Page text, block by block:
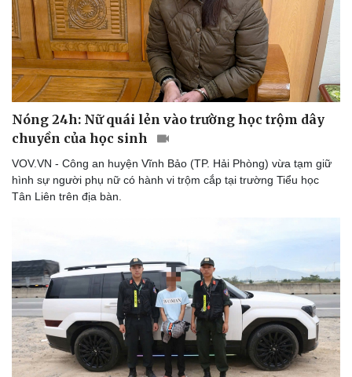
Nóng 24h: Nữ quái lẻn vào trường học trộm dây
chuyền của học sinh
VOV.VN - Công an huyện Vĩnh Bảo (TP. Hải Phòng) vừa tạm giữ
hình sự người phụ nữ có hành vi trộm cắp tại trường Tiểu học
Tân Liên trên địa bàn.